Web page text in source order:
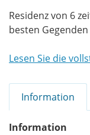
Residenz von 6
besten
4 Schlafzimmern
Lesen Sie die
Information
Information